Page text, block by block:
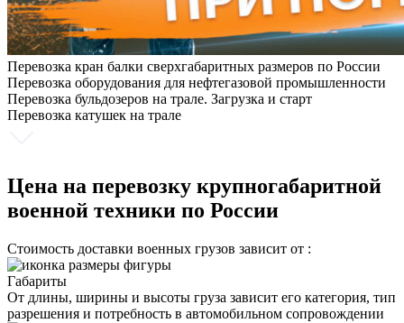
Перевозка кран балки сверхгабаритных размеров по России
Перевозка оборудования для нефтегазовой промышленности
Перевозка бульдозеров на трале. Загрузка и старт
Перевозка катушек на трале
Цена на перевозку крупногабаритной
военной техники по России
Стоимость доставки военных грузов зависит от :
Габариты
От длины, ширины и высоты груза зависит его категория, тип
разрешения и потребность в автомобильном сопровождении